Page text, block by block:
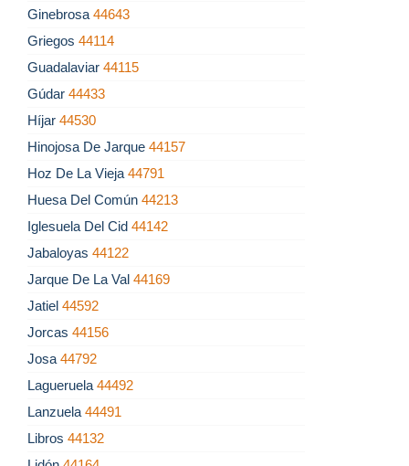
Ginebrosa 44643
Griegos 44114
Guadalaviar 44115
Gúdar 44433
Híjar 44530
Hinojosa De Jarque 44157
Hoz De La Vieja 44791
Huesa Del Común 44213
Iglesuela Del Cid 44142
Jabaloyas 44122
Jarque De La Val 44169
Jatiel 44592
Jorcas 44156
Josa 44792
Lagueruela 44492
Lanzuela 44491
Libros 44132